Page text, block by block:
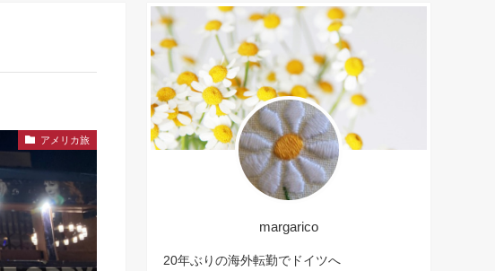
アメリカ旅
margarico
20年ぶりの海外転勤でドイツへ